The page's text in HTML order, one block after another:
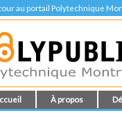
au portail Polytechnique
À propos